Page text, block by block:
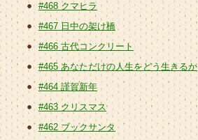
#468 クマヒラ
#467 日中の架け橋
#466 古代コンクリート
#465 あなただけの人生をどう生きるか
#464 謹賀新年
#463 クリスマス
#462 ブックサンタ